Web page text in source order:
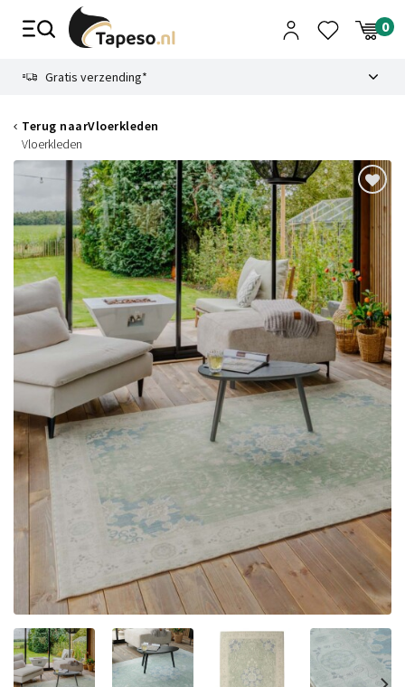
Gratis verzending*
Terug naarVloerkleden
Vloerkleden